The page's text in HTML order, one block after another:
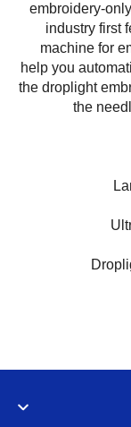
embroidery-
industry
machine for
help you
the droplight
the